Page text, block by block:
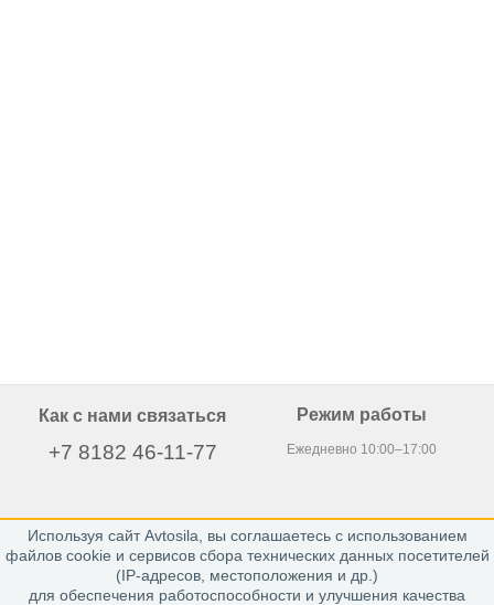
Используя сайт Avtosila, вы соглашаетесь с использованием
файлов cookie и сервисов сбора технических данных посетителей
(IP-адресов, местоположения и др.)
для обеспечения работоспособности и улучшения качества
Как с нами связаться
+7 8182 46-11-77
163020, г. Архангельск,
пр. Никольский 15, офис 212
Режим работы
Ежедневно 10:00–17:00